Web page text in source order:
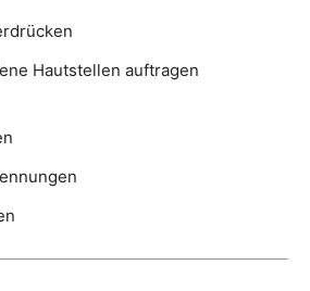
Hautstellen auftragen